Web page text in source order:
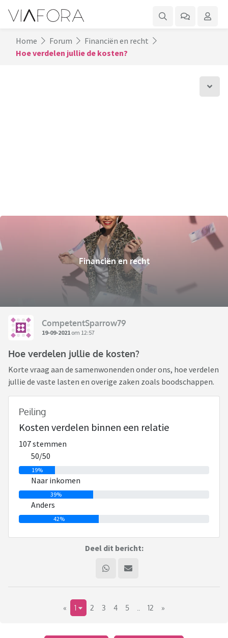
Home Forum
Financiën en recht
Hoe verdelen jullie de kosten?
Financiën en recht
CompetentSparrow79
19-09-2021 om 12:57
Hoe verdelen jullie de kosten?
Korte vraag aan de samenwonenden onder ons, hoe verdelen
jullie de vaste lasten en overige zaken zoals boodschappen.
Peiling
Kosten verdelen binnen een relatie
107 stemmen
50/50
19%
Naar inkomen
39%
Anders
42%
Deel dit bericht:
« 1 2 3 4 5 12 »